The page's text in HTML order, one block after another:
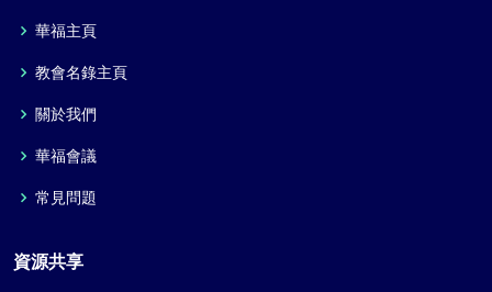
華福主頁
教會名錄主頁
關於我們
華福會議
常見問題
資源共享